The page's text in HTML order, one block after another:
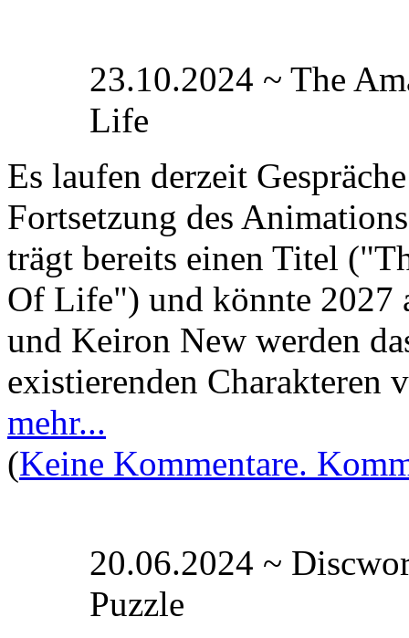
23.10.2024 ~ The
Life
Es laufen derzeit
Fortsetzung des
trägt bereits einen Titel
Of Life") und könnte 2027
und Keiron New werden
existierenden Charakteren
mehr...
(Keine Kommentare.
20.06.2024 ~
Puzzle